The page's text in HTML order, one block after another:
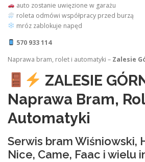
auto zostanie uwięzione w garażu
roleta odmówi współpracy przed burzą
mróz zablokuje napęd
570 933 114
Naprawa bram, rolet i automatyki – Zalesie
ZALESIE
Naprawa Bram,
Automatyki
Serwis bram Wiśniowski,
Nice, Came, Faac i wielu